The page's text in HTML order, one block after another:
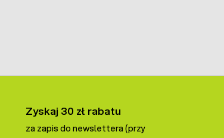
Zyskaj 30 zł rabatu
za zapis do newslettera (przy